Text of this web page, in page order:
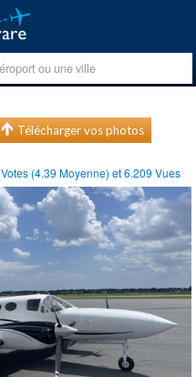
Télécharger vos photos
Votes (4.39 Moyenne) et6.209 Vues